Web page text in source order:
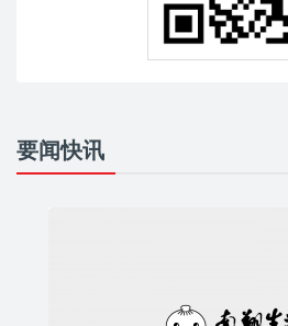
要闻快讯